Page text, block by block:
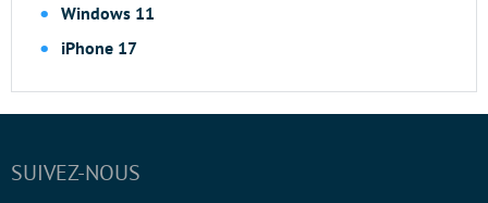
Windows 11
iPhone 17
SUIVEZ-NOUS